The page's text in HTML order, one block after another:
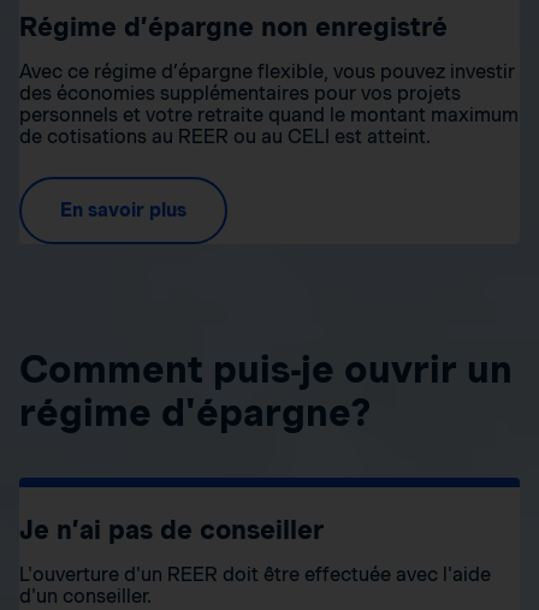
Régime d’épargne non enregistré
Avec ce régime d’épargne flexible, vous pouvez investir
des économies supplémentaires pour vos projets
personnels et votre retraite quand le montant maximum
de cotisations au REER ou au CELI est atteint.
En savoir plus
Comment puis-je ouvrir un
régime d'épargne?
Je n’ai pas de conseiller
L'ouverture d'un REER doit être effectuée avec l'aide
d'un conseiller.